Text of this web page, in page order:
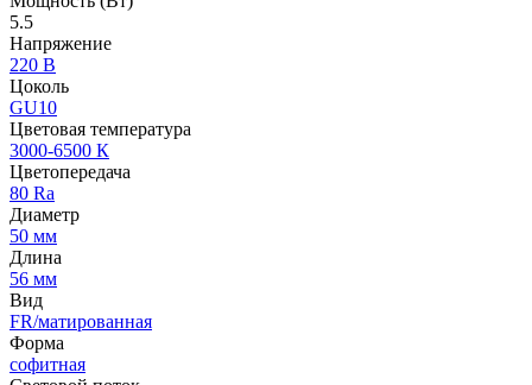
5.5
Напряжение
220 В
Цоколь
GU10
Цветовая температура
3000-6500 К
Цветопередача
80 Ra
Диаметр
50 мм
Длина
56 мм
Вид
FR/матированная
Форма
софитная